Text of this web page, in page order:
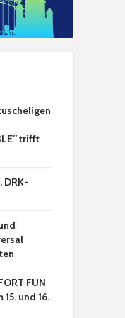
trifft
DRK-
FUN
und 16.